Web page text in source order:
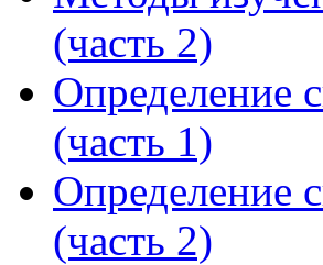
(часть 2)
Определение
(часть 1)
Определение
(часть 2)